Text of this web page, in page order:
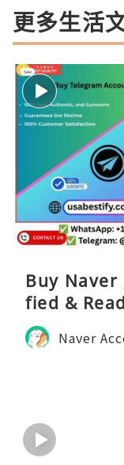
更多生活
Buy
fied &
Naver